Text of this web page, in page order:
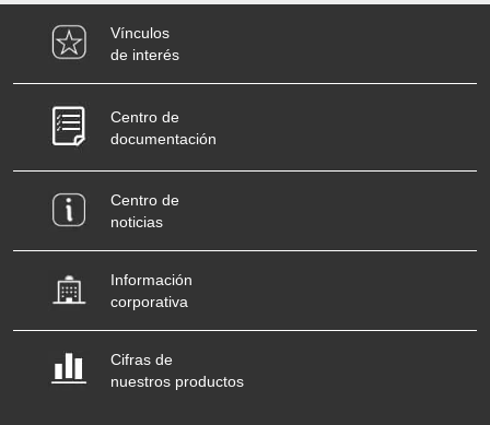
Vínculos
de interés
Centro de
documentación
Centro de
noticias
Información
corporativa
Cifras de
nuestros productos